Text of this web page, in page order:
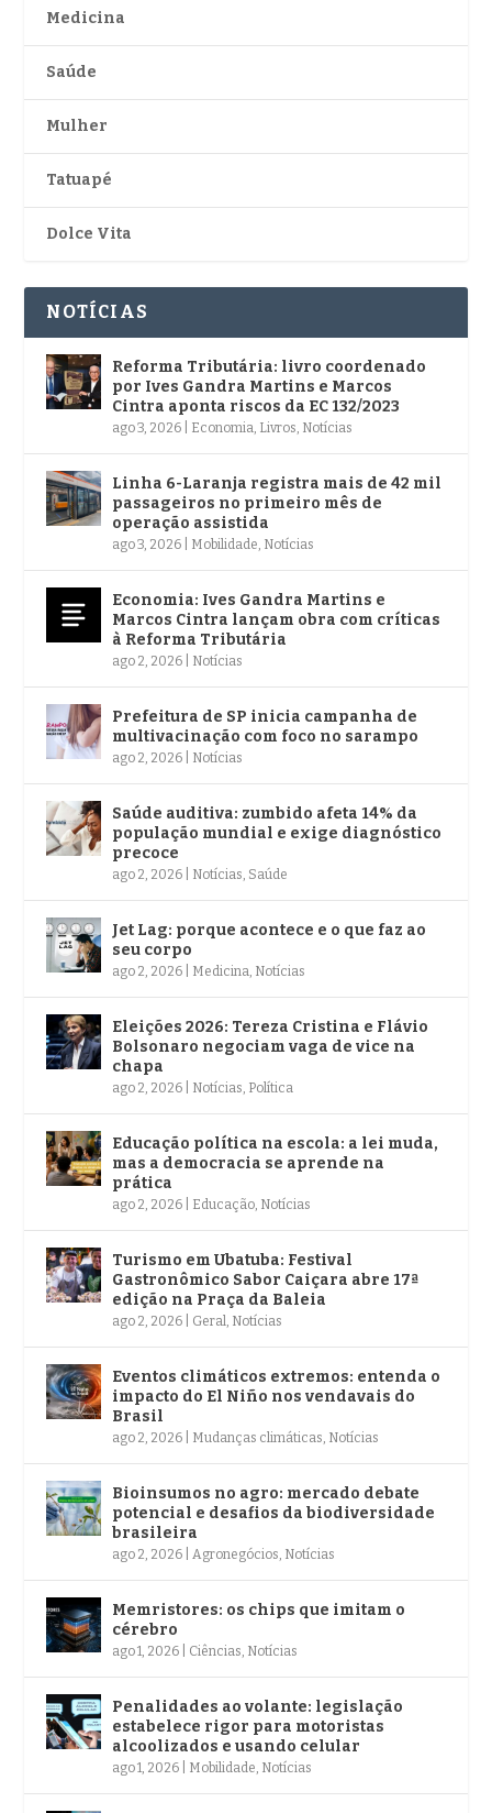
Medicina
Saúde
Mulher
Tatuapé
Dolce Vita
NOTÍCIAS
Reforma Tributária: livro coordenado
por Ives Gandra Martins e Marcos
Cintra aponta riscos da EC 132/2023
ago 3, 2026 Economia, Livros, Notícias
Linha 6-Laranja registra mais de 42 mil
passageiros no primeiro mês de
operação assistida
ago 3, 2026 Mobilidade, Notícias
Economia: Ives Gandra Martins e
Marcos Cintra lançam obra com críticas
à Reforma Tributária
ago 2, 2026 Notícias
Prefeitura de SP inicia campanha de
multivacinação com foco no sarampo
ago 2, 2026 Notícias
Saúde auditiva: zumbido afeta 14% da
população mundial e exige diagnóstico
precoce
ago 2, 2026 Notícias, Saúde
Jet Lag: porque acontece e o que faz ao
seu corpo
ago 2, 2026 Medicina, Notícias
Eleições 2026: Tereza Cristina e Flávio
Bolsonaro negociam vaga de vice na
chapa
ago 2, 2026 Notícias, Política
Educação política na escola: a lei muda,
mas a democracia se aprende na
prática
ago 2, 2026 Educação, Notícias
Turismo em Ubatuba: Festival
Gastronômico Sabor Caiçara abre 17ª
edição na Praça da Baleia
ago 2, 2026 Geral, Notícias
Eventos climáticos extremos: entenda o
impacto do El Niño nos vendavais do
Brasil
ago 2, 2026 Mudanças climáticas, Notícias
Bioinsumos no agro: mercado debate
potencial e desafios da biodiversidade
brasileira
ago 2, 2026 |Agronegócios, Notícias
Memristores: os chips que imitam o
cérebro
ago 1, 2026 Ciências, Notícias
Penalidades ao volante: legislação
estabelece rigor para motoristas
alcoolizados e usando celular
ago 1, 2026 Mobilidade, Notícias